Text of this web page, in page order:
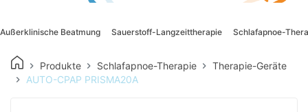
Außerklinische Beatmung Sauerstoff-Langzeittherapie Schlafapnoe-
Produkte Schlafapnoe-Therapie
Therapie-Geräte
AUTO-CPAP PRISMA20A